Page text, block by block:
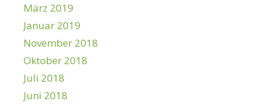
März 2019
Januar 2019
November 2018
Oktober 2018
Juli 2018
Juni 2018